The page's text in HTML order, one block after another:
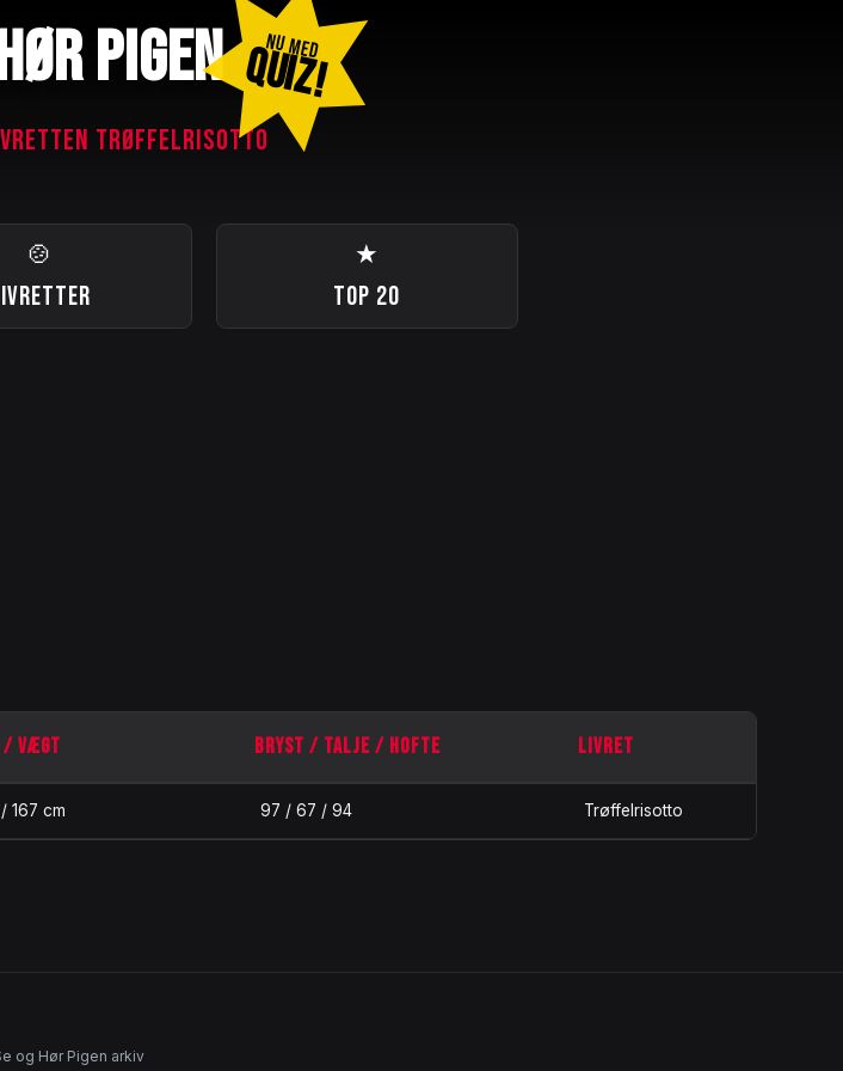
PIGEN NU MED
QUIZ!
TRØFFELRISOTTO
🍲
★
TOP 20
/ VÆGT BRYST / TALJE / HOFTE LIVRET
167 cm 97 / 67 / 94 Trøffelrisotto
og Hør Pigen arkiv